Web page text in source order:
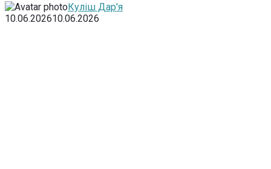
Куліш Дар'я
10.06.202610.06.2026